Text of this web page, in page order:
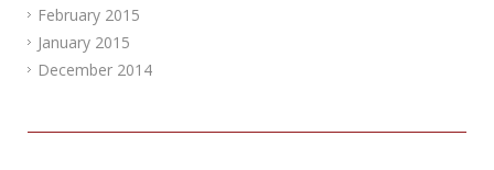
February 2015
January 2015
December 2014